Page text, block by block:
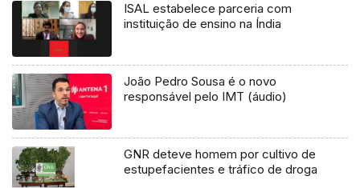
ISAL estabelece parceria com
instituição de ensino na Índia
João Pedro Sousa é o novo
responsável pelo IMT (áudio)
GNR deteve homem por cultivo de
estupefacientes e tráfico de droga